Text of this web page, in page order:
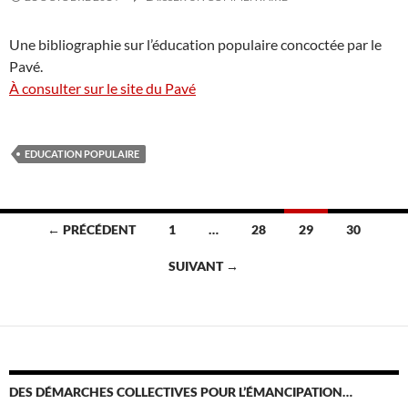
Une bibliographie sur l’éducation populaire concoctée par le
Pavé.
À consulter sur le site du Pavé
EDUCATION POPULAIRE
Navigation
← PRÉCÉDENT 1 … 28 29 30
SUIVANT →
DES DÉMARCHES COLLECTIVES POUR L’ÉMANCIPATION…